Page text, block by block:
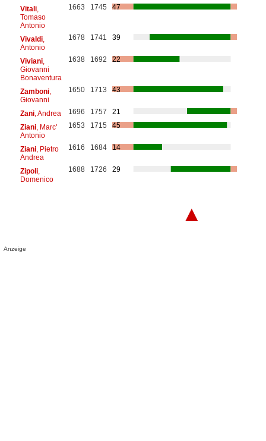
Vitali,
Tomaso
Antonio
1663 1745 47
Vivaldi,
Antonio
1678 1741 39
Viviani,
Giovanni
Bonaventura
1638 1692 22
Zamboni,
Giovanni
1650 1713 43
Zani, Andrea 1696 1757
21
Ziani, Marc'
Antonio
1653 1715 45
Ziani, Pietro
Andrea
1616 1684 14
Zipoli,
Domenico
1688 1726 29
▲
Anzeige